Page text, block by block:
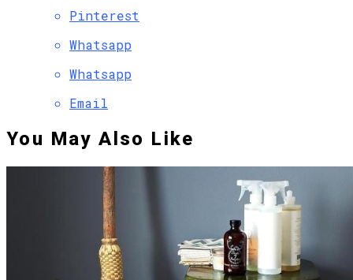
Pinterest
Whatsapp
Whatsapp
Email
You May Also Like